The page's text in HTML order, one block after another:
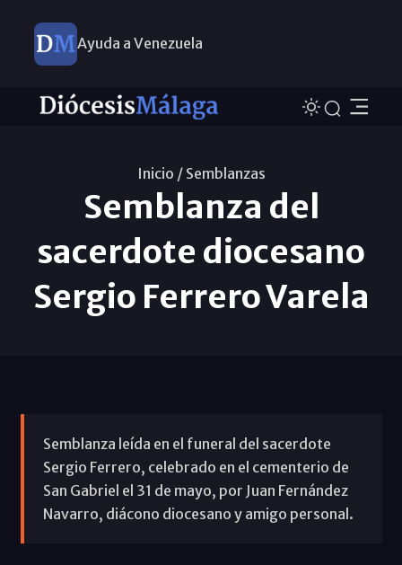
Ayuda a Venezuela
Inicio / Semblanzas
Semblanza del
sacerdote diocesano
Sergio Ferrero Varela
Semblanza leída en el funeral del sacerdote
Sergio Ferrero, celebrado en el cementerio de
San Gabriel el 31 de mayo, por Juan Fernández
Navarro, diácono diocesano y amigo personal.